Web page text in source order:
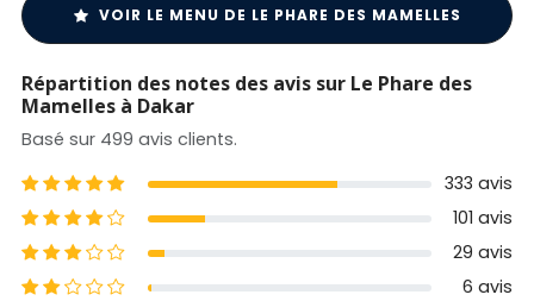
VOIR LE MENU DE LE PHARE DES MAMELLES
Répartition des notes des avis sur Le Phare des
Mamelles à Dakar
Basé sur 499 avis clients.
5 étoiles
333 avis
4 étoiles
101 avis
3 étoiles
29 avis
2 étoiles
6 avis